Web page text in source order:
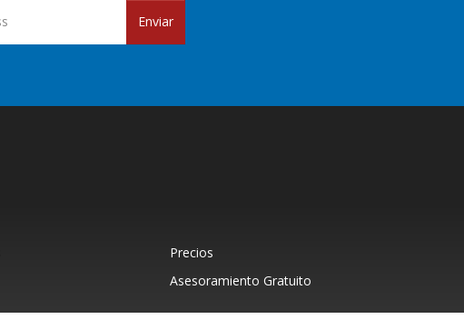
Enviar
Precios
Asesoramiento Gratuito